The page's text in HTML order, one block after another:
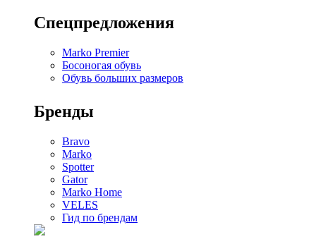
Спецпредложения
Marko Premier
Босоногая обувь
Обувь больших размеров
Бренды
Bravo
Marko
Spotter
Gator
Marko Home
VELES
Гид по брендам